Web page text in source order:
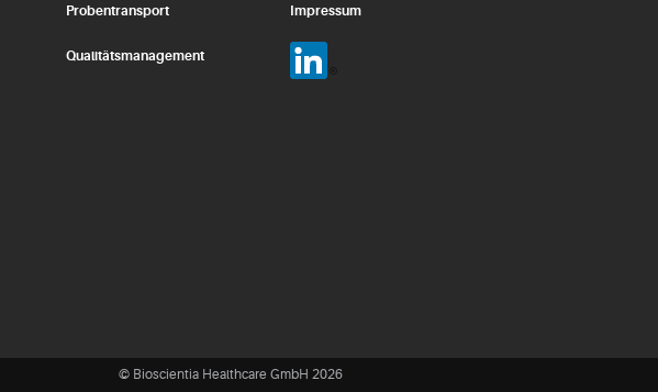
Probentransport
Qualitätsmanagement
Impressum
© Bioscientia Healthcare GmbH 2026